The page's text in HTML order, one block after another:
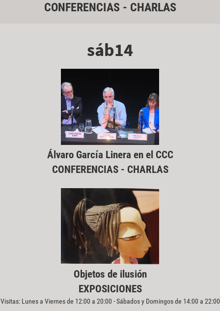
CONFERENCIAS - CHARLAS
sáb14
Álvaro García Linera en el CCC
CONFERENCIAS - CHARLAS
Objetos de ilusión
EXPOSICIONES
Visitas: Lunes a Viernes de 12:00 a 20:00 - Sábados y Domingos de 14:00 a 22:00